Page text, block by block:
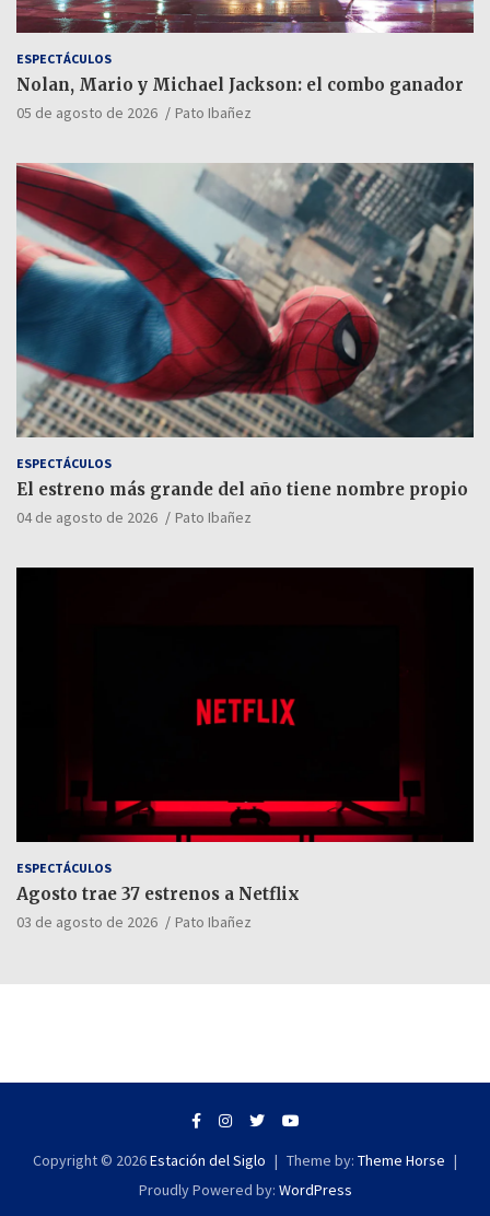
ESPECTÁCULOS
Nolan, Mario y Michael Jackson: el combo ganador
05 de agosto de 2026 Pato Ibañez
ESPECTÁCULOS
El estreno más grande del año tiene nombre propio
04 de agosto de 2026 Pato Ibañez
ESPECTÁCULOS
Agosto trae 37 estrenos a Netflix
03 de agosto de 2026 Pato Ibañez
Copyright © 2026Estación del Siglo Theme by: Theme Horse
Proudly Powered by: WordPress